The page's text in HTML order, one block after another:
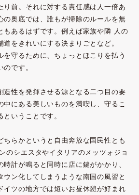
り前。それに対する責任感は人一倍あ
の奥底では、誰もが掃除のルールを無
もあるはずです。例えば家族や隣 人の
をきれいにする決まりごとなど。
を守るために、ちょっとほこりを払う
です。
造性を発揮させる源となる二つ目の要
中にある美しいものを満喫し、守るこ
いうことです。
ちらかというと自由奔放な国民性とも
のシエスタやイタリアのメッツォジョ
計が鳴ると同時に店に鍵がかかり、
ウン化してしまうような南国の風習と
イツの地方では短いお昼休憩が好まれ